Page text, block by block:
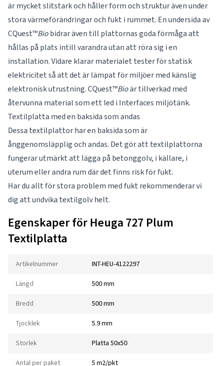
är mycket slitstark och håller form och struktur även under
stora värmeförändringar och fukt i rummet. En undersida av
CQuest™Biobidrar även till plattornas goda förmåga att
hållas på plats intill varandra utan att röra sig i en
installation. Vidare klarar materialet tester för statisk
elektricitet så att det är lämpat för miljöer med känslig
elektronisk utrustning. CQuest™Bioär tillverkad med
återvunna material som ett led i Interfaces miljötänk.
Textilplatta med en baksida som andas
Dessa textilplattor har en baksida som är
ånggenomsläpplig och andas. Det gör att textilplattorna
fungerar utmärkt att lägga på betonggolv, i källare, i
uterum eller andra rum där det finns risk för fukt.
Har du allt för stora problem med fukt rekommenderar vi
dig att undvika textilgolv helt.
Egenskaper för Heuga 727 Plum
Textilplatta
Artikelnummer INT-HEU-4122297
Längd 500 mm
Bredd 500 mm
Tjocklek 5.9 mm
Storlek Platta 50x50
Antal per paket 5 m2/pkt